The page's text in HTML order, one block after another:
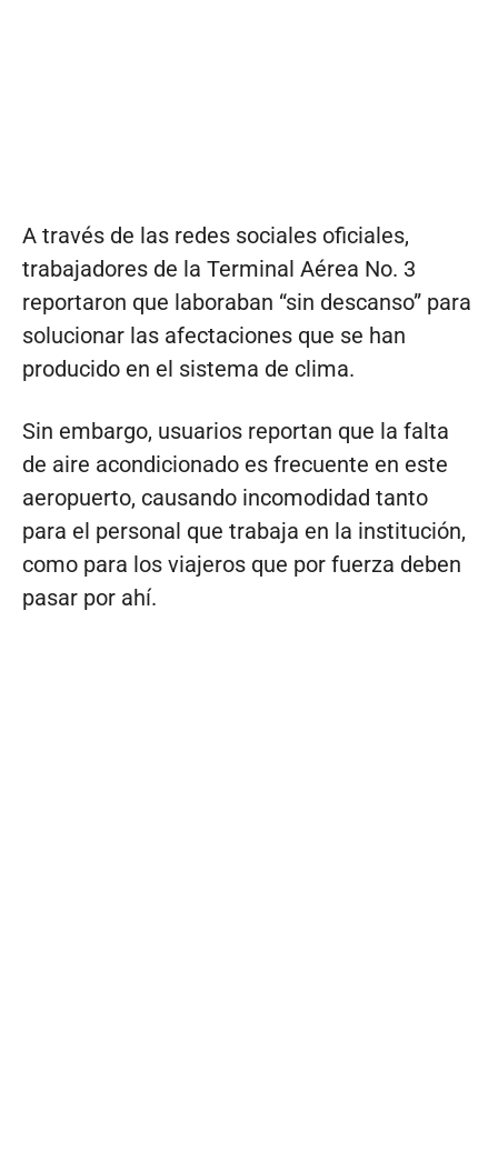
A través de las redes sociales oficiales,
trabajadores de la Terminal Aérea No. 3
reportaron que laboraban “sin descanso” para
solucionar las afectaciones que se han
producido en el sistema de clima.
Sin embargo, usuarios reportan que la falta
de aire acondicionado es frecuente en este
aeropuerto, causando incomodidad tanto
para el personal que trabaja en la institución,
como para los viajeros que por fuerza deben
pasar por ahí.